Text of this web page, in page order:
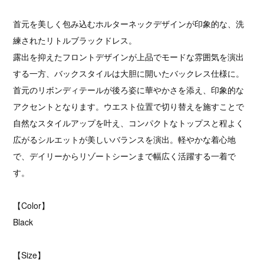
首元を美しく包み込むホルターネックデザインが印象的な、洗
練されたリトルブラックドレス。
露出を抑えたフロントデザインが上品でモードな雰囲気を演出
する一方、バックスタイルは大胆に開いたバックレス仕様に。
首元のリボンディテールが後ろ姿に華やかさを添え、印象的な
アクセントとなります。ウエスト位置で切り替えを施すことで
自然なスタイルアップを叶え、コンパクトなトップスと程よく
広がるシルエットが美しいバランスを演出。軽やかな着心地
で、デイリーからリゾートシーンまで幅広く活躍する一着で
す。
【Color】
Black
【Size】